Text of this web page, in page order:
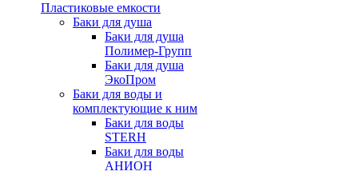
Пластиковые емкости
Баки для душа
Баки для душа
Полимер-Групп
Баки для душа
ЭкоПром
Баки для воды и
комплектующие к ним
Баки для воды
STERH
Баки для воды
АНИОН